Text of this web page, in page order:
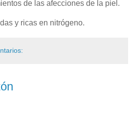
de las afecciones de la piel.
y ricas en nitrógeno.